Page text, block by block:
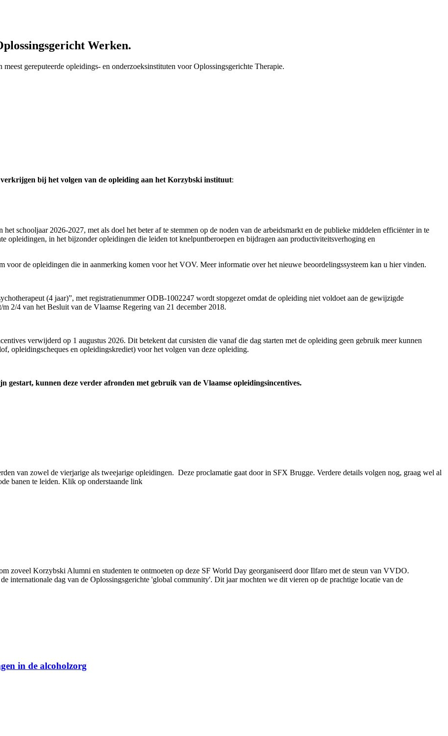
Werken.
gereputeerde opleidings- en onderzoeksinstituten voor Oplossingsgerichte Therapie.
bij het volgen van de opleiding aan het Korzybski instituut:
schooljaar 2026-2027, met als doel het beter af te stemmen op de noden van de arbeidsmarkt en de publieke middelen efficiënter in te
opleidingen, in het bijzonder opleidingen die leiden tot knelpuntberoepen en bijdragen aan productiviteitsverhoging en
voor de opleidingen die in aanmerking komen voor het VOV. Meer informatie over het nieuwe beoordelingssysteem kan u hier vinden.
(4 jaar)”, met registratienummer ODB-1002247 wordt stopgezet omdat de opleiding niet voldoet aan de gewijzigde
2/4 van het Besluit van de Vlaamse Regering van 21 december 2018.
verwijderd op 1 augustus 2026. Dit betekent dat cursisten die vanaf die dag starten met de opleiding geen gebruik meer kunnen
opleidingscheques en opleidingskrediet) voor het volgen van deze opleiding.
gestart, kunnen deze verder afronden met gebruik van de Vlaamse opleidingsincentives.
van zowel de vierjarige als tweejarige opleidingen. Deze proclamatie gaat door in SFX Brugge. Verdere details volgen nog, graag wel al
banen te leiden. Klik op onderstaande link
zoveel Korzybski Alumni en studenten te ontmoeten op deze SF World Day georganiseerd door Ilfaro met de steun van VVDO.
internationale dag van de Oplossingsgerichte 'global community'. Dit jaar mochten we dit vieren op de prachtige locatie van de
in de alcoholzorg